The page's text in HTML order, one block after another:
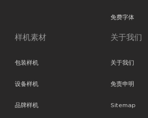
免费字体
样机素材
包装样机
设备样机
品牌样机
关于我们
关于我们
免责申明
Sitemap